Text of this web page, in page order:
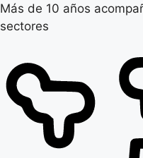
Más de 10 años
sectores